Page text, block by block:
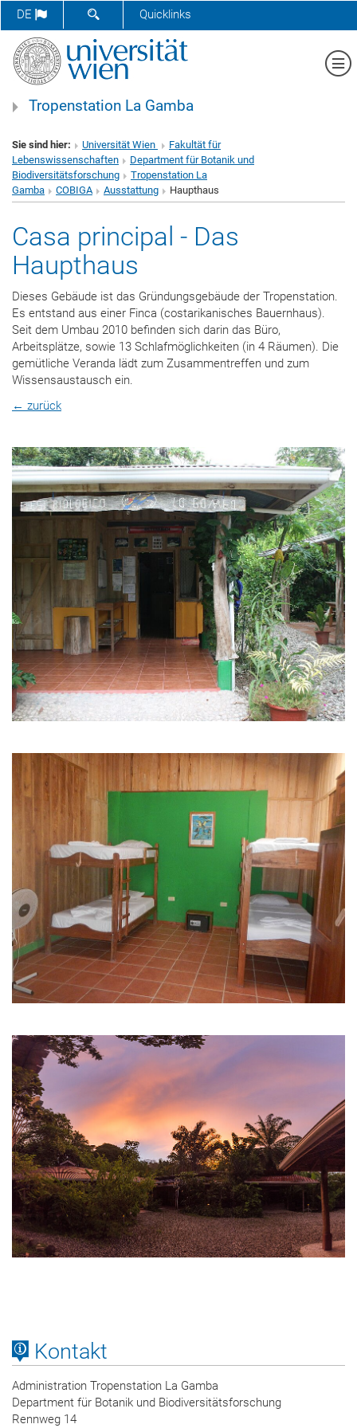
DE SUCHFORMULAR ÖFFNEN
Quicklinks
Tropenstation La Gamba
Sie sind hier: Universität Wien
Fakultät für
Lebenswissenschaften
Department für Botanik und
Biodiversitätsforschung
Tropenstation La
Gamba
COBIGA Ausstattung Haupthaus
Casa principal - Das
Haupthaus
Dieses Gebäude ist das Gründungsgebäude der Tropenstation.
Es entstand aus einer Finca (costarikanisches Bauernhaus).
Seit dem Umbau 2010 befinden sich darin das Büro,
Arbeitsplätze, sowie 13 Schlafmöglichkeiten (in 4 Räumen). Die
gemütliche Veranda lädt zum Zusammentreffen und zum
Wissensaustausch ein.
← zurück
Kontakt
Administration Tropenstation La Gamba
Department für Botanik und Biodiversitätsforschung
Rennweg 14